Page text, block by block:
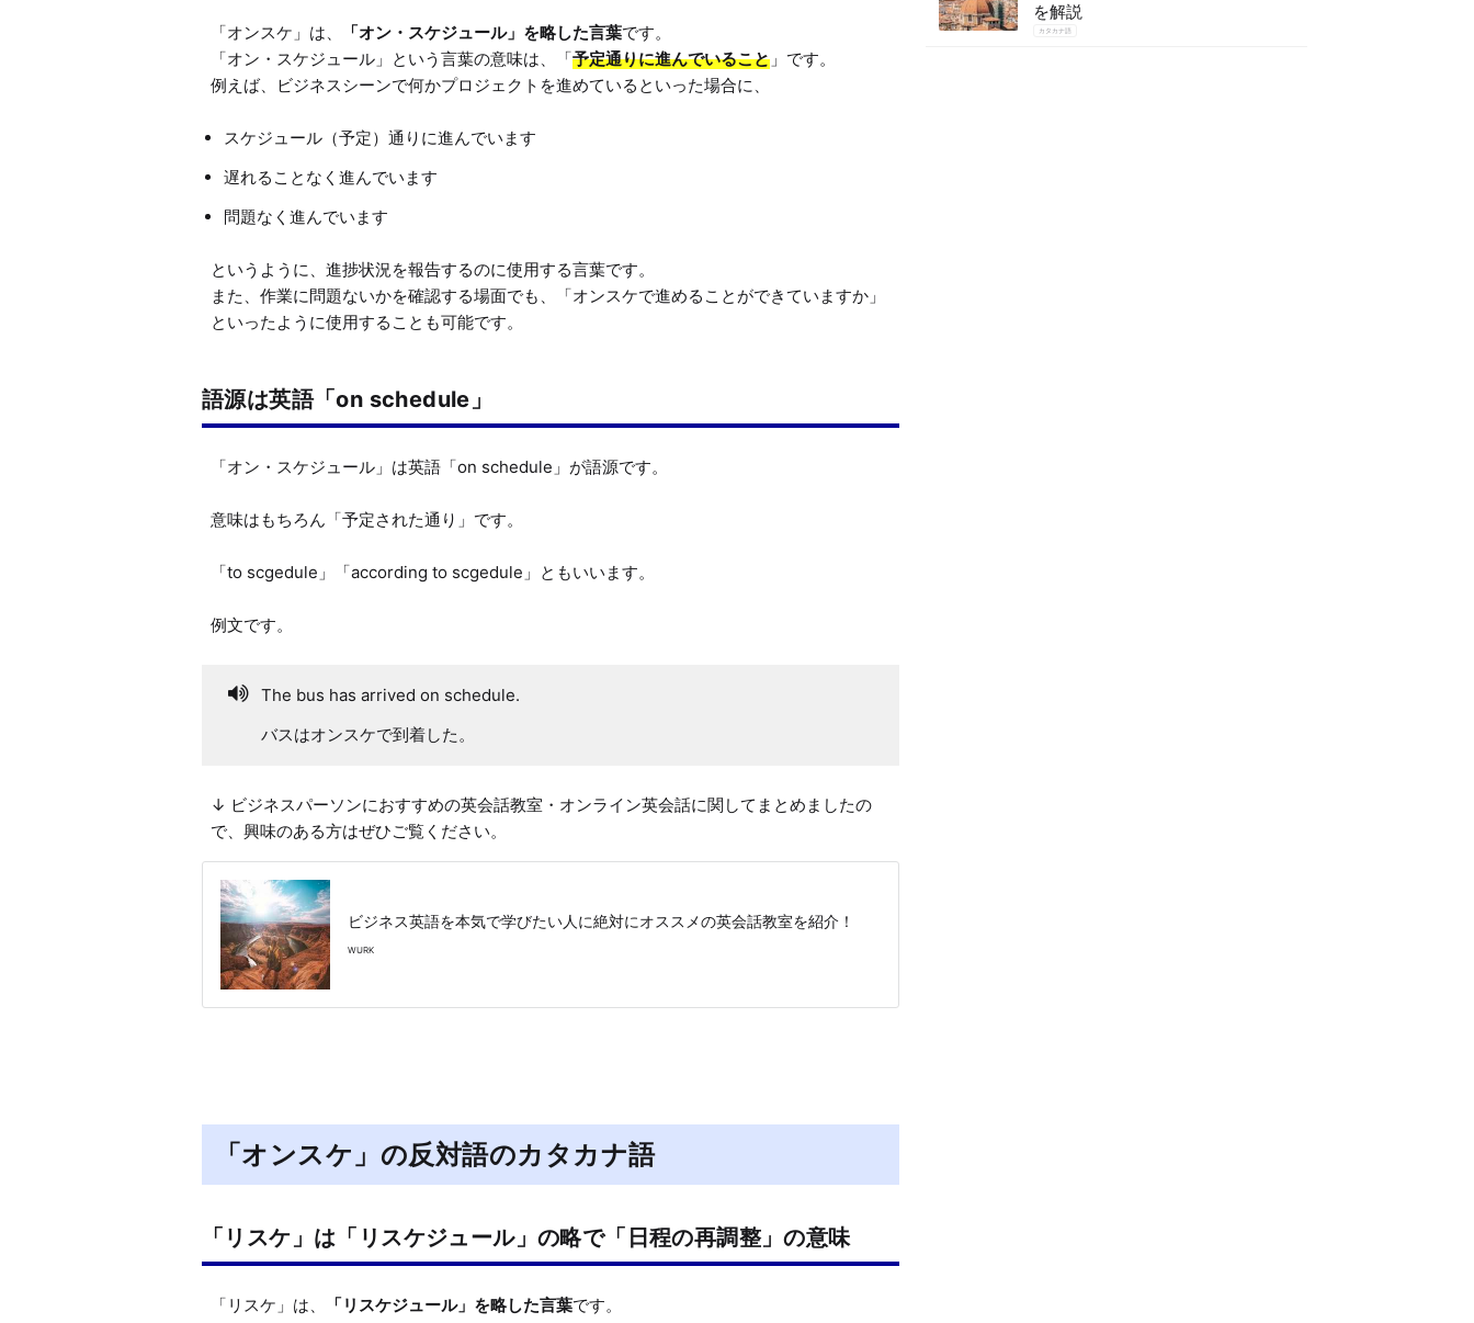
「オンスケ」は、 「オン・スケジュール」を略した言葉です。
「オン・スケジュール」という言葉の意味は、「予定通りに進んでいること 」です。
スケジュール（予定）通りに進んでいます
遅れることなく進んでいます
問題なく進んでいます
というように、進捗状況を報告するのに使用する言葉です。
また、作業に問題ないかを確認する場面でも、「オンスケで進めることができていますか」
語源は英語「on schedule」
「オン・スケジュール」は英語「on schedule」が語源です。
意味はもちろん「予定された通り」です。
「to scgedule」「according to scgedule」ともいいます。
例文です。
The bus has arrived on schedule.
バスはオンスケで到着した。
↓ ビジネスパーソンにおすすめの英会話教室・オンライン英会話に関してまとめましたの
で、興味のある方はぜひご覧ください。
ビジネス英語を本気で学びたい人に絶対にオススメの英会話教室を紹介！
WURK
「オンスケ」の反対語のカタカナ語
「リスケ」は「リスケジュール」の略で「日程の再調整」の意味
「リスケ」は、 「リスケジュール」を略した言葉です。
を解説
カタカナ語